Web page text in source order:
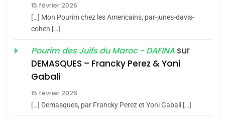
2
«Tu dis génocide, je dis
guerre»: La nouvelle
chanson de Boy George
15 février 2026
[…] Mon Pourim chez les Americains, par-junes-davis-
cohen […]
Pourim des Juifs du Maroc - DAFINA sur
DEMASQUES – Francky Perez & Yoni
Gabali
15 février 2026
[…] Demasques, par Francky Perez et Yoni Gabali […]
2025, l’année la plus
d’ADL contre
l’antisémitisme
FRANCE ISRAÉL
POURQUOI JE REVENDIQUE